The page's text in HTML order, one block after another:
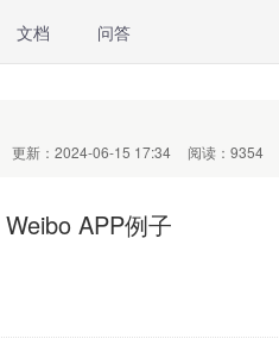
文档 问答
更新：2024-06-15 17:34 阅读：9354
APP例子